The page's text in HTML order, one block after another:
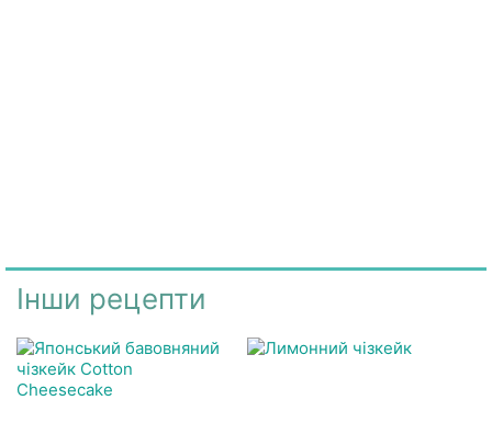
Інши рецепти